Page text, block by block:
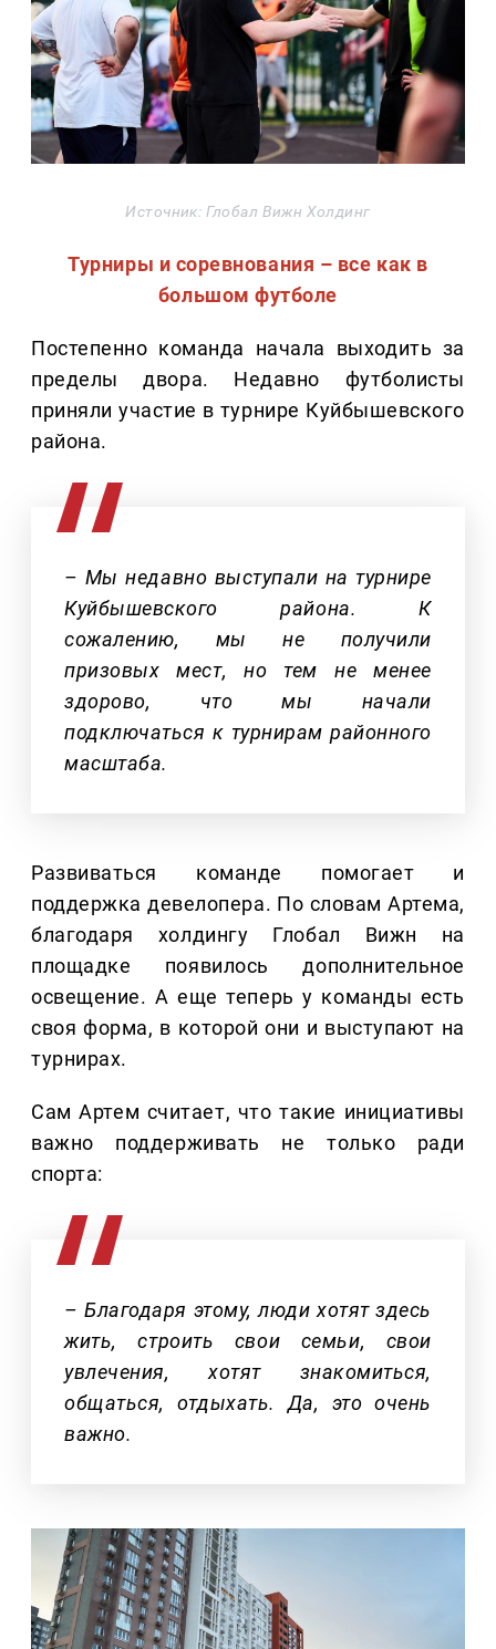
Источник: Глобал Вижн Холдинг
Турниры и соревнования – все как в
большом футболе
Постепенно команда начала выходить за
пределы двора. Недавно футболисты
приняли участие в турнире Куйбышевского
района.
– Мы недавно выступали на турнире
Куйбышевского района. К
сожалению, мы не получили
призовых мест, но тем не менее
здорово, что мы начали
подключаться к турнирам районного
масштаба.
Развиваться команде помогает и
поддержка девелопера. По словам Артема,
благодаря холдингу Глобал Вижн на
площадке появилось дополнительное
освещение. А еще теперь у команды есть
своя форма, в которой они и выступают на
турнирах.
Сам Артем считает, что такие инициативы
важно поддерживать не только ради
спорта:
– Благодаря этому, люди хотят здесь
жить, строить свои семьи, свои
увлечения, хотят знакомиться,
общаться, отдыхать. Да, это очень
важно.